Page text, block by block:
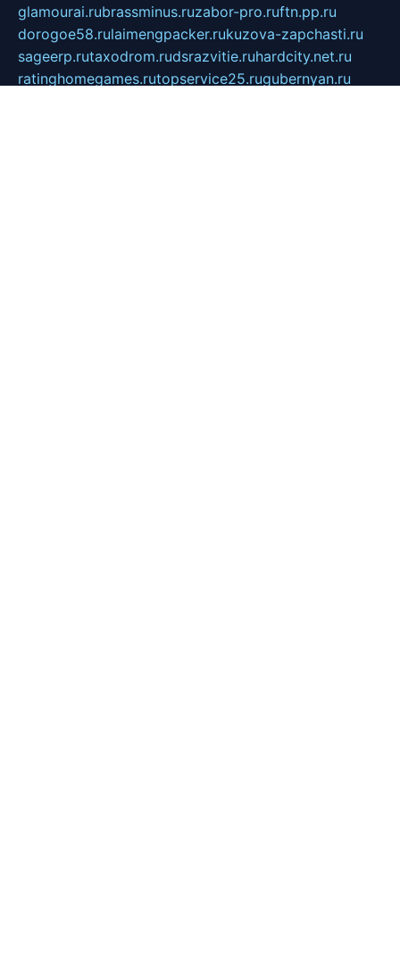
glamourai.rubrassminus.ruzabor-pro.ruftn.pp.ru
dorogoe58.rulaimengpacker.rukuzova-zapchasti.ru
sageerp.rutaxodrom.rudsrazvitie.ruhardcity.net.ru
ratinghomegames.rutopservice25.rugubernyan.ru